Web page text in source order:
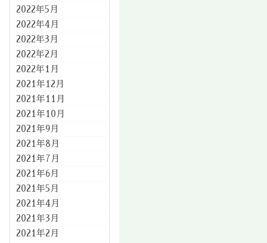
2022年5月
2022年4月
2022年3月
2022年2月
2022年1月
2021年12月
2021年11月
2021年10月
2021年9月
2021年8月
2021年7月
2021年6月
2021年5月
2021年4月
2021年3月
2021年2月